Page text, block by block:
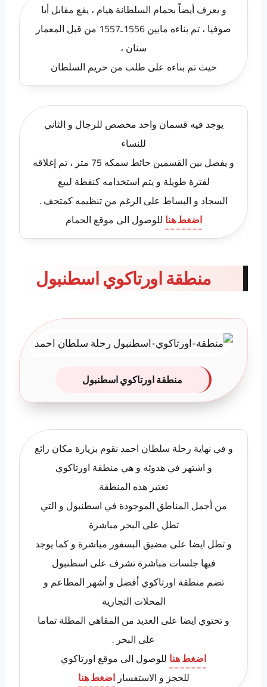
و يعرف أيضاً بحمام السلطانة هيام ، يقع مقابل أيا
صوفيا ، تم بناءه مابين 1556ـ1557 من قبل المعمار
سنان ،
حيث تم بناءه على طلب من حريم السلطان
يوجد فيه قسمان واحد مخصص للرجال و الثاني
للنساء
و يفصل بين القسمين حائط سمكه 75 متر ، تم إغلاقه
لفترة طويلة و يتم استخدامه كنقطة لبيع
السجاد و البساط على الرغم من تنظيمه كمتحف .
اضغط هنا للوصول الى موقع الحمام
منطقة اورتاكوي اسطنبول
منطقة اورتاكوي اسطنبول
و في نهاية رحلة سلطان احمد نقوم بزيارة مكان رائع
و اشتهر في هدوئه و هي منطقة اورتاكوي
تعتبر هذه المنطقة
من أجمل المناطق الموجودة في اسطنبول و التي
تطل على البحر مباشرة
و تطل ايضا على مضيق البسفور مباشرة و كما يوجد
فيها جلسات مباشرة تشرف على اسطنبول
تضم منطقة اورتاكوي أفضل و أشهر المطاعم و
المحلات التجارية
و تحتوي ايضا على العديد من المقاهي المطلة تماما
على البحر .
اضغط هنا للوصول الى موقع اورتاكوي
للحجز و الاستفساراضغط هنا